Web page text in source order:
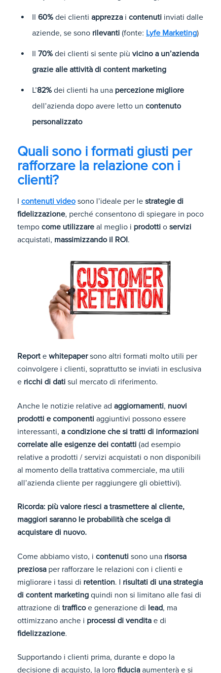
Il 60% dei clienti apprezza i contenuti inviati dalle
aziende, se sono rilevanti (fonte: Lyfe Marketing)
Il 70% dei clienti si sente più vicino a un’azienda
grazie alle attività di content marketing
L’82% dei clienti ha una percezione migliore
dell’azienda dopo avere letto un contenuto
personalizzato
Quali sono i formati giusti per
rafforzare la relazione con i
clienti?
I contenuti video sono l’ideale per le strategie di
fidelizzazione, perché consentono di spiegare in poco
tempo come utilizzare al meglio i prodotti o servizi
acquistati, massimizzando il ROI.
Reporte whitepapersono altri formati molto utili per
coinvolgere i clienti, soprattutto se inviati in esclusiva
e ricchi di dati sul mercato di riferimento.
Anche le notizie relative ad aggiornamenti, nuovi
prodotti e componenti aggiuntivi possono essere
interessanti, a condizione che si tratti di informazioni
correlate alle esigenze dei contatti (ad esempio
relative a prodotti / servizi acquistati o non disponibili
al momento della trattativa commerciale, ma utili
all’azienda cliente per raggiungere gli obiettivi).
Ricorda: più valore riesci a trasmettere al cliente,
maggiori saranno le probabilità che scelga di
acquistare di nuovo.
Come abbiamo visto, i contenuti sono una risorsa
preziosa per rafforzare le relazioni con i clienti e
migliorare i tassi di retention. I risultati di una strategia
di content marketing quindi non si limitano alle fasi di
attrazione di traffico e generazione di lead, ma
ottimizzano anche i processi di vendita e di
fidelizzazione.
Supportando i clienti prima, durante e dopo la
decisione di acquisto, la loro fiducia aumenterà e si